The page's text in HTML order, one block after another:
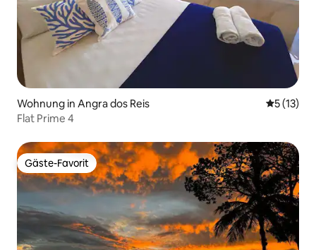
Wohnung in Angra dos Reis
5 (13)
Flat Prime 4
Gäste-Favorit
Gäste-Favorit